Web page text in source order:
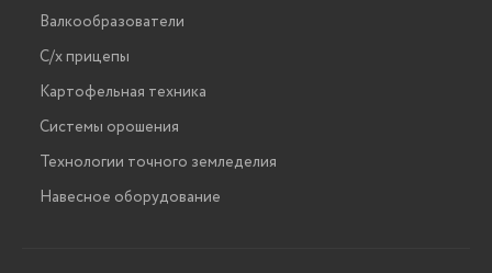
Валкообразователи
С/х прицепы
Картофельная техника
Системы орошения
Технологии точного земледелия
Навесное оборудование